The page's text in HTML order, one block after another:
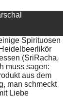
Spirituosen
(SriRacha,
muss sagen:
aus dem
man schmeckt
Liebe